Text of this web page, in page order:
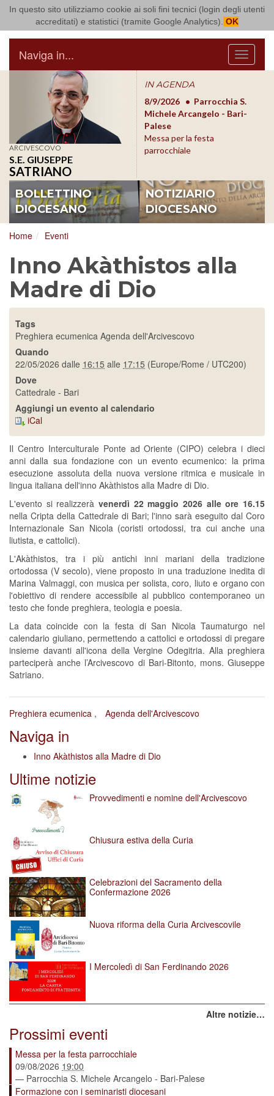
In questo sito utilizziamo cookie ai soli fini tecnici (login degli utenti
accreditati) e statistici (tramite Google Analytics). OK
Arcidiocesi di Bari Bitonto
Menu
Naviga in...
ARCIVESCOVO
S.E. GIUSEPPE
SATRIANO
IN AGENDA
8/17/2026
Conversano
Conferenza Episcopale
Pugliese
8/9/2026
Parrocchia S.
Michele Arcangelo - Bari-
Palese
Messa per la festa
parrocchiale
BOLLETTINO
DIOCESANO
NOTIZIARIO
DIOCESANO
Home Eventi
Inno Akàthistos alla
Madre di Dio
Tags
Preghiera ecumenica Agenda dell'Arcivescovo
Quando
22/05/2026 dalle 16:15 alle 17:15 (Europe/Rome / UTC200)
Dove
Cattedrale - Bari
Aggiungi un evento al calendario
iCal
Il Centro Interculturale Ponte ad Oriente (CIPO) celebra i dieci
anni dalla sua fondazione con un evento ecumenico: la prima
esecuzione assoluta della nuova versione ritmica e musicale in
lingua italiana dell'inno Akàthistos alla Madre di Dio.
L'evento si realizzerà venerdì 22 maggio 2026 alle ore 16.15
nella Cripta della Cattedrale di Bari; l'inno sarà eseguito dal Coro
Internazionale San Nicola (coristi ortodossi, tra cui anche una
liutista, e cattolici).
L'Akàthistos, tra i più antichi inni mariani della tradizione
ortodossa (V secolo), viene proposto in una traduzione inedita di
Marina Valmaggi, con musica per solista, coro, liuto e organo con
l'obiettivo di rendere accessibile al pubblico contemporaneo un
testo che fonde preghiera, teologia e poesia.
La data coincide con la festa di San Nicola Taumaturgo nel
calendario giuliano, permettendo a cattolici e ortodossi di pregare
insieme davanti all'icona della Vergine Odegitria. Alla preghiera
parteciperà anche l’Arcivescovo di Bari-Bitonto, mons. Giuseppe
Satriano.
Preghiera ecumenica Agenda dell'Arcivescovo
Naviga in
Inno Akàthistos alla Madre di Dio
Ultime notizie
Provvedimenti e nomine dell'Arcivescovo
Chiusura estiva della Curia
Celebrazioni del Sacramento della
Confermazione 2026
Nuova riforma della Curia Arcivescovile
I Mercoledì di San Ferdinando 2026
Altre notizie…
Prossimi eventi
Messa per la festa parrocchiale
09/08/2026 19:00
— Parrocchia S. Michele Arcangelo - Bari-Palese
Formazione con i seminaristi diocesani